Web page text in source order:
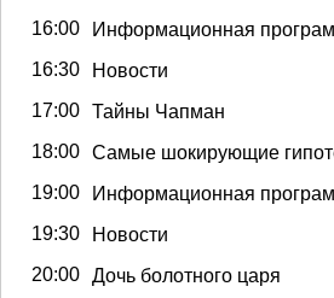
16:00 Информационная
16:30 Новости
17:00 Тайны Чапман
18:00 Самые шокирующие
19:00 Информационная
19:30 Новости
20:00 Дочь болотного царя